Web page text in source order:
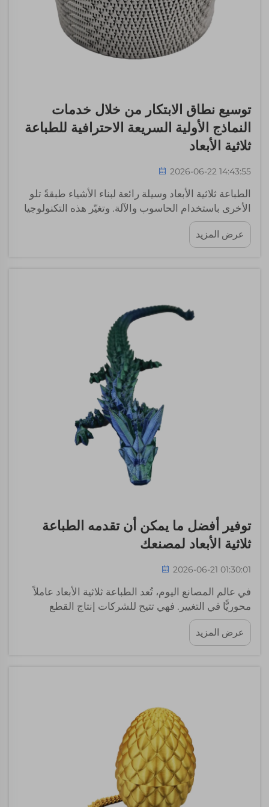
توسيع نطاق الابتكار من خلال خدمات
النماذج الأولية السريعة الاحترافية للطباعة
ثلاثية الأبعاد
2026-06-22 14:43:55
الطباعة ثلاثية الأبعاد وسيلة رائعة لبناء الأشياء طبقةً تلو
الأخرى باستخدام الحاسوب والآلة. وتغيّر هذه التكنولوجيا
خدمات احترافية في مجال الطباعة ثلاثية الأبعاد تساعد
الشركات على تحويل أفكارها إلى واقعٍ بسرعةٍ وكفاءةٍ
عرض المزيد
توفير أفضل ما يمكن أن تقدمه الطباعة
ثلاثية الأبعاد لمصنعك
2026-06-21 01:30:01
في عالم المصانع اليوم، تُعد الطباعة ثلاثية الأبعاد عاملاً
محوريًّا في التغيير. فهي تتيح للشركات إنتاج القطع
والمنتجات بشكل أسرع وبتكلفة أقل مقارنةً بالطرق
التقليدية. وتدرك شركة ويل-ستون مدى أهمية العثور على
أفضل معدات ومواد الطباعة ثلاثية الأبعاد لمصانعكم.
عرض المزيد